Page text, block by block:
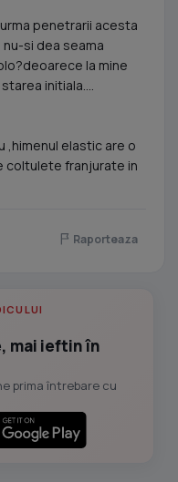
penetrarii acesta
nu-si dea seama
la mine
initiala....
,himenul elastic are o
coltulete franjurate in
Raporteaza
mai ieftin în
prima întrebare cu